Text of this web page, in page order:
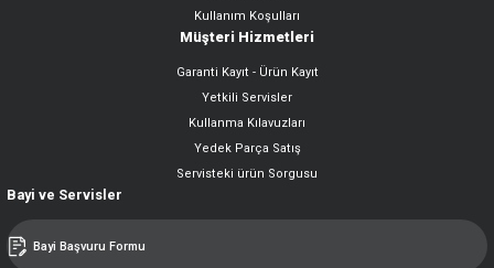
Kullanım Koşulları
Müşteri Hizmetleri
Garanti Kayıt - Ürün Kayıt
Yetkili Servisler
Kullanma Kılavuzları
Yedek Parça Satış
Servisteki ürün Sorgusu
Bayi ve Servisler
Bayi Başvuru Formu